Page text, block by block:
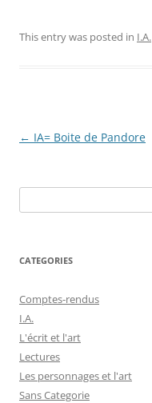
This entry was posted in I.A.
Post
← IA= Boite de Pandore
for:
CATEGORIES
Comptes-rendus
I.A.
L'écrit et l'art
Lectures
Les personnages et l'art
Sans Categorie